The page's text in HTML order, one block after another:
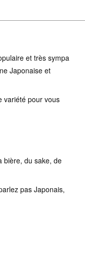
et très sympa
Japonaise et
variété pour vous
bière, du sake, de
pas Japonais,